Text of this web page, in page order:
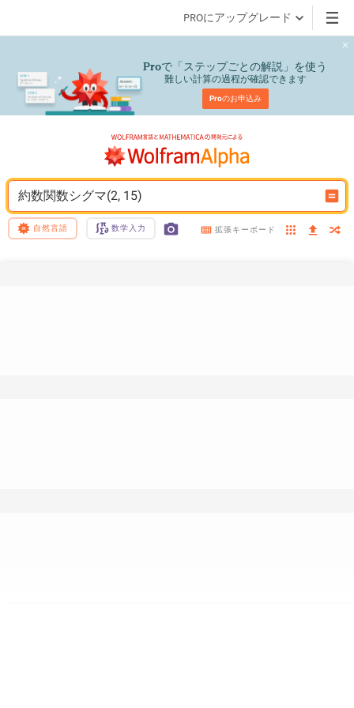
PROにアップグレード
Proで「ステップごとの解説」を使う
難しい計算の過程が確認できます
Proのお申込み
約数関数シグマ(2, 15)
自然言語 数学入力 拡張キーボード